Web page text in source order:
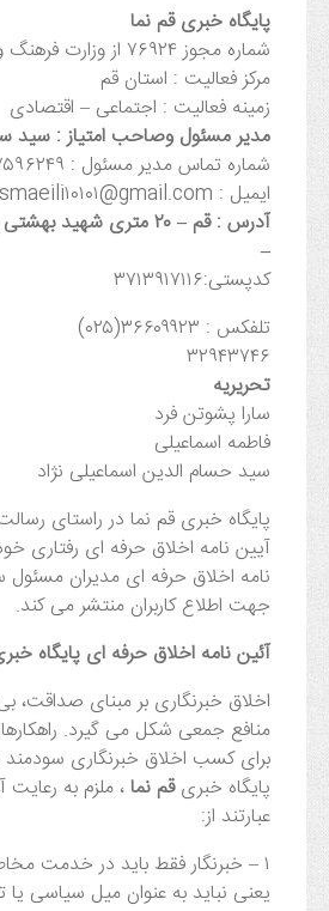
پایگاه خبری قم نما
شماره مجوز ۷۶۹۲۴ از وزارت فرهنگ وارشاد اسلامی
مرکز فعالیت : استان قم
زمینه فعالیت : اجتماعی – اقتصادی
مدیر مسئول وصاحب امتیاز : سید
شماره تماس مدیر مسئول : ۰۹۱۲۷۵۹۶۲۴۹
ایمیل : sesmaeili۱۰۱۰۱@gmail.com
–
کدپستی:۳۷۱۳۹۱۷۱۱۶
تلفکس : ۳۶۶۰۹۹۲۳(۰۲۵)
۳۲۹۴۳۷۴۶
تحریریه
سارا پشوتن فرد
فاطمه اسماعیلی
سید حسام الدین اسماعیلی نژاد
پایگاه خبری قم نما در راستای
آیین نامه اخلاق حرفه ای رفتاری
نامه اخلاق حرفه ای مدیران
جهت اطلاع کاربران منتشر می کند.
آئین نامه اخلاق حرفه ای پایگاه
اخلاق خبرنگاری بر مبنای صداقت،
منافع جمعی شکل می گیرد.
برای کسب اخلاق خبرنگاری سودمند
پایگاه خبریقم نما، ملزم به
عبارتند از:
۱ – خبرنگار فقط باید در خدمت
یعنی نباید به عنوان میل سیاسی